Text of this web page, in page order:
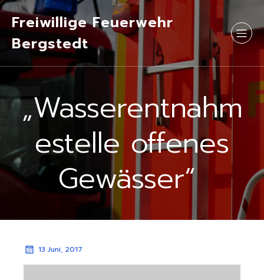
Freiwillige Feuerwehr
Bergstedt
„Wasserentnahm
estelle offenes
Gewässer“
13 Juni, 2017